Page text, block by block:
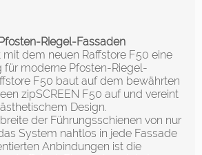
Riegel-Fassaden
mit dem neuen Raffstore F50 eine
für moderne Pfosten-Riegel-
F50 baut auf dem bewährten
zipSCREEN F50 auf und vereint
Design.
der Führungsschienen von nur
System nahtlos in jede Fassade
Anbindungen ist die